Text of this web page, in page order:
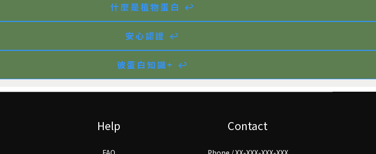
什麼是植物蛋白 ↩︎
安心認證 ↩︎
彼蛋白知識+ ↩︎
Help Contact